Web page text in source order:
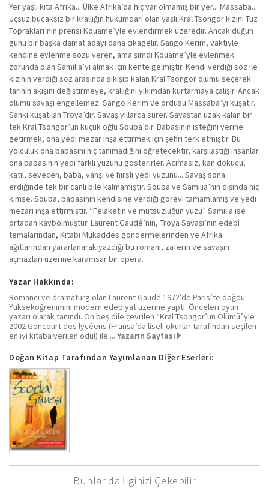
Yer yaşlı kıta Afrika... Ülke Afrika’da hiç var olmamış bir yer... Massaba...
Uçsuz bucaksız bir krallığın hükümdarı olan yaşlı Kral Tsongor kızını Tuz
Toprakları’nın prensi Kouame’yle evlendirmek üzeredir. Ancak düğün
günü bir başka damat adayı daha çıkagelir. Sango Kerim, vaktiyle
kendine evlenme sözü veren, ama şimdi Kouame’yle evlenmek
zorunda olan Samilia’yı almak için kente gelmiştir. Kendi verdiği söz ile
kızının verdiği söz arasında sıkışıp kalan Kral Tsongor ölümü seçerek
tarihin akışını değiştirmeye, krallığını yıkımdan kurtarmaya çalışır. Ancak
ölümü savaşı engellemez. Sango Kerim ve ordusu Massaba’yı kuşatır.
Sanki kuşatılan Troya’dır. Savaş yıllarca sürer. Savaştan uzak kalan bir
tek Kral Tsongor’un küçük oğlu Souba’dır. Babasının isteğini yerine
getirmek, ona yedi mezar inşa ettirmek için şehri terk etmiştir. Bu
yolculuk ona babasını hiç tanımadığını öğretecektir, karşılaştığı insanlar
ona babasının yedi farklı yüzünü gösterirler. Acımasız, kan dökücü,
katil, sevecen, baba, vahşi ve hırslı yedi yüzünü... Savaş sona
erdiğinde tek bir canlı bile kalmamıştır. Souba ve Samilia’nın dışında hiç
kimse. Souba, babasının kendisine verdiği görevi tamamlamış ve yedi
mezarı inşa ettirmiştir. “Felaketin ve mutsuzluğun yüzü” Samilia ise
ortadan kaybolmuştur. Laurent Gaudé’nin, Troya Savaşı’nın edebî
temalarından, Kitabı Mukaddes göndermelerinden ve Afrika
ağıtlarından yararlanarak yazdığı bu romanı, zaferin ve savaşın
açmazları üzerine karamsar bir opera.
Yazar Hakkında:
Romancı ve dramaturg olan Laurent Gaudé 1972’de Paris’te doğdu.
Yükseköğrenimini modern edebiyat üzerine yaptı. Önceleri oyun
yazarı olarak tanındı. On beş dile çevrilen “Kral Tsongor’un Ölümü”yle
2002 Goncourt des lycéens (Fransa’da liseli okurlar tarafından seçilen
en iyi kitaba verilen ödül) ile ... Yazarın Sayfası
Doğan Kitap Tarafından Yayımlanan Diğer Eserleri:
Bunlar da İlginizi Çekebilir